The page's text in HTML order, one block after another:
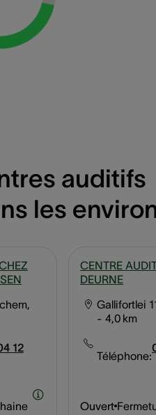
auditifs
les
12
CENTRE
DEURNE
Gallifortlei
- 4,0 km
Téléphone:
Ouvert